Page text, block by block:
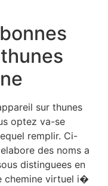
sur thunes
optez va-se
remplir. Ci-
elabore des noms a
distinguees en
chemine virtuel i�